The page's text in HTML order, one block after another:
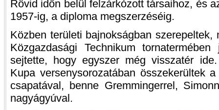
Rövid időn belül felzárkózott társaihoz, és
1957-ig, a diploma megszerzéséig.
Közben területi bajnokságban
Közgazdasági Technikum
sejtette, hogy egyszer még visszatér
Kupa versenysorozatában összekerültek
csapatával, benne Gremmingerrel,
nagyágyúval.